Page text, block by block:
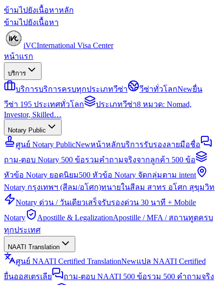
ข้ามไปยังเนื้อหาหลัก
ข้ามไปยังเนื้อหา
iVCInternational Visa Center
หน้าแรก
บริการ
บริการบริการครบทุกประเภทวีซ่า วีซ่าทั่วโลกNewยื่น
วีซ่า 195 ประเทศทั่วโลก
ประเภทวีซ่า8 หมวด: Nomad,
Investor, Skilled…
Notary Public
ศูนย์ Notary PublicNewหน้าหลักบริการรับรองลายมือชื่อ
ถาม-ตอบ Notary 500 ข้อรวมคำถามจริงจากลูกค้า 500 ข้อ
หัวข้อ Notary ยอดนิยม500 หัวข้อ Notary จัดกลุ่มตาม intent
Notary กรุงเทพฯ (สีลม/อโศก)ทนายในสีลม สาทร อโศก สุขุมวิท
Notary ด่วน / วันเดียวเสร็จรับรองด่วน 30 นาที + Mobile
Notary
Apostille & LegalizationApostille / MFA / สถานทูตครบ
ทุกประเทศ
NAATI Translation
ศูนย์ NAATI Certified TranslationNewแปล NAATI Certified
ยื่นออสเตรเลีย
ถาม-ตอบ NAATI 500 ข้อรวม 500 คำถามจริง